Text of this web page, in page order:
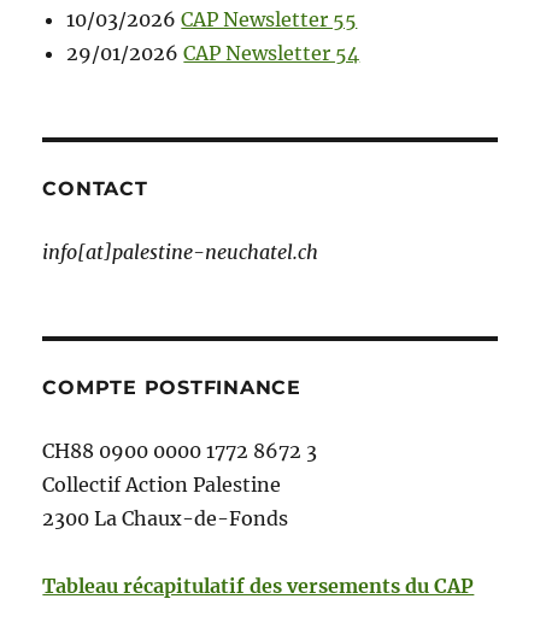
10/03/2026 CAP Newsletter 55
29/01/2026 CAP Newsletter 54
CONTACT
info[at]palestine-neuchatel.ch
COMPTE POSTFINANCE
CH88 0900 0000 1772 8672 3
Collectif Action Palestine
2300 La Chaux-de-Fonds
Tableau récapitulatif des versements du CAP